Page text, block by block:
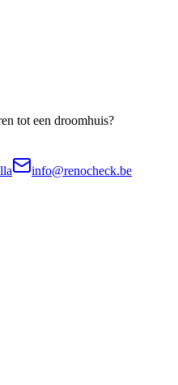
tot een droomhuis?
info@renocheck.be